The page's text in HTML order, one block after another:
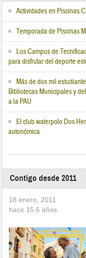
Actividades en Piscinas
Temporada de Piscinas
Los Campus de
para disfrutar del deporte
Más de dos mil
Bibliotecas Municipales y
a la PAU
El club waterpolo Dos
autonómica
Contigo desde 2011
18 enero, 2011
hace 15,6 años.